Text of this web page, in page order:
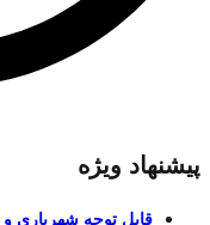
ویژه
توجه شهریاری و